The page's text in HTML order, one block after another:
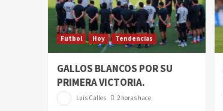
Futbol Hoy Tendencias
GALLOS BLANCOS POR SU
PRIMERA VICTORIA.
Luis Calles 2 horas hace